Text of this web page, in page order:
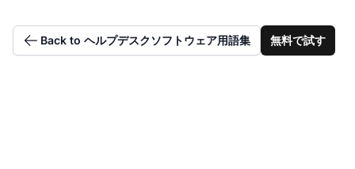
Back to ヘルプデスクソフトウェア用語集 無料で試す